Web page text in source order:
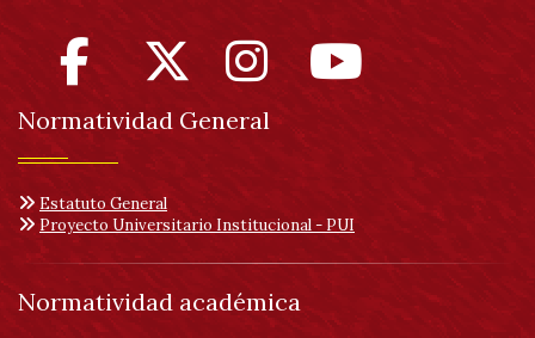
Normatividad General
Estatuto General
Proyecto Universitario Institucional - PUI
Normatividad académica